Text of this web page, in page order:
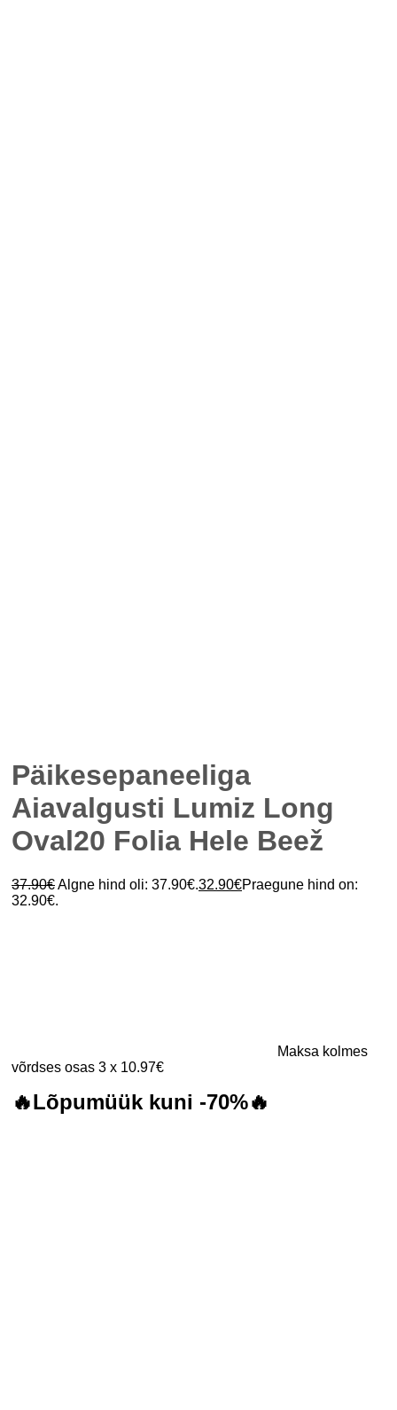
Päikesepaneeliga
Aiavalgusti Lumiz Long
Oval20 Folia Hele Beež
37.90€Algne hind oli: 37.90€.32.90€Praegune hind on:
32.90€.
Maksa kolmes
võrdses osas 3 x 10.97€
🔥Lõpumüük kuni -70%🔥